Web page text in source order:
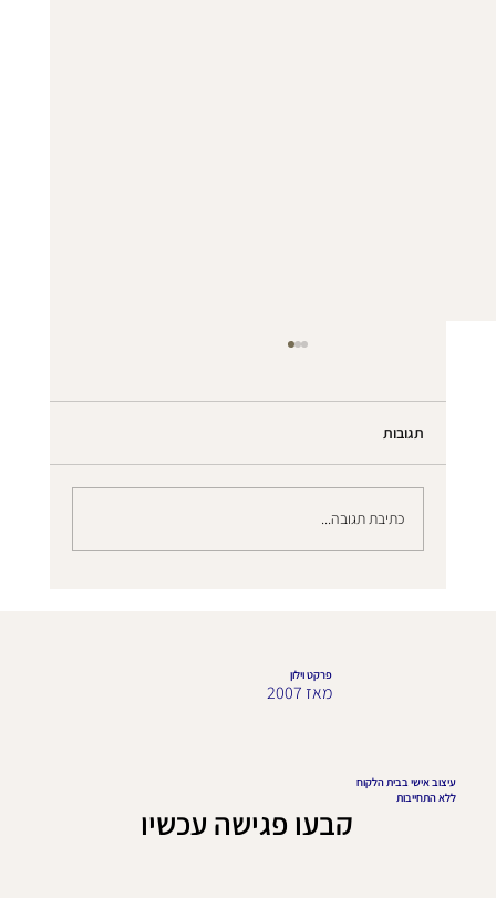
פרקט וילון
מאז 2007
עיצוב אישי בבית הלקוח
ללא התחייבות
קבעו פגישה עכשיו
בחירת פתרון ההצללה הנכון לחלונות הבית או המשרד היא
הרבה מעבר לעניין עיצובי – היא משפיעה ישירות על איכות
ניגשים לבחור וילונות, המונחים "הצללה" ו"האפלה"
תגובות
כתיבת תגובה...